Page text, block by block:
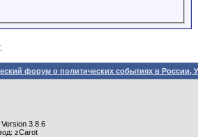
форум о политических событиях в России,
3.8.6
zCarot